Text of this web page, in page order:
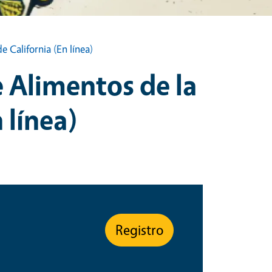
California (En línea)
Alimentos de la
línea)
Registro